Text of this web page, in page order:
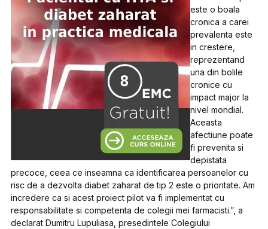
este o boala
cronica a carei
prevalenta este
in crestere,
reprezentand
una din bolile
cronice cu
impact major la
nivel mondial.
Aceasta
afectiune poate
fi prevenita si
depistata
precoce, ceea ce inseamna ca identificarea persoanelor cu
risc de a dezvolta diabet zaharat de tip 2 este o prioritate. Am
incredere ca si acest proiect pilot va fi implementat cu
responsabilitate si competenta de colegii mei farmacisti.”, a
declarat Dumitru Lupuliasa, presedintele Colegiului